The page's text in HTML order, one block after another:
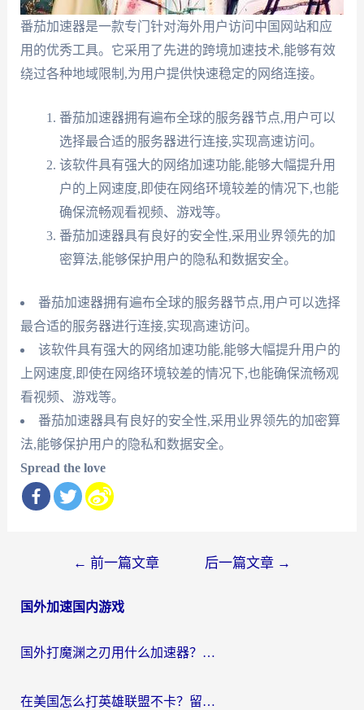
番茄加速器是一款专门针对海外用户访问中国网站和应
用的优秀工具。它采用了先进的跨境加速技术,能够有效
绕过各种地域限制,为用户提供快速稳定的网络连接。
番茄加速器拥有遍布全球的服务器节点,用户可以
选择最合适的服务器进行连接,实现高速访问。
该软件具有强大的网络加速功能,能够大幅提升用
户的上网速度,即使在网络环境较差的情况下,也能
确保流畅观看视频、游戏等。
番茄加速器具有良好的安全性,采用业界领先的加
密算法,能够保护用户的隐私和数据安全。
番茄加速器拥有遍布全球的服务器节点,用户可以选择
最合适的服务器进行连接,实现高速访问。
该软件具有强大的网络加速功能,能够大幅提升用户的
上网速度,即使在网络环境较差的情况下,也能确保流畅观
看视频、游戏等。
番茄加速器具有良好的安全性,采用业界领先的加密算
法,能够保护用户的隐私和数据安全。
Spread the love
导
← 前一篇文章 后一篇文章 →
国外加速国内游戏
国外打魔渊之刃用什么加速器？2026海外玩家国服游戏加速全攻略（附闪耀暖暖&复苏的魔女避坑指南）
在美国怎么打英雄联盟不卡？留学生亲测的国服游戏加速全攻略